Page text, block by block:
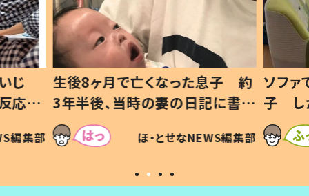
じ
応に
編集部
生後8ヶ月で亡くなった息子 約
3年半後、当時の妻の日記に書い
てあった本音とは
ほ・とせなNEWS編集部
ソファ
子 し
すべ
いから